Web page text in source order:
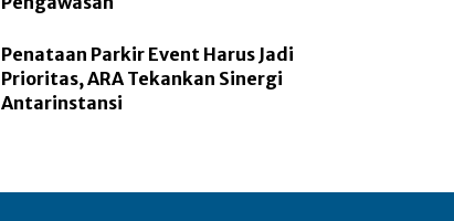
Penataan Parkir Event Harus Jadi
Prioritas, ARA Tekankan Sinergi
Antarinstansi